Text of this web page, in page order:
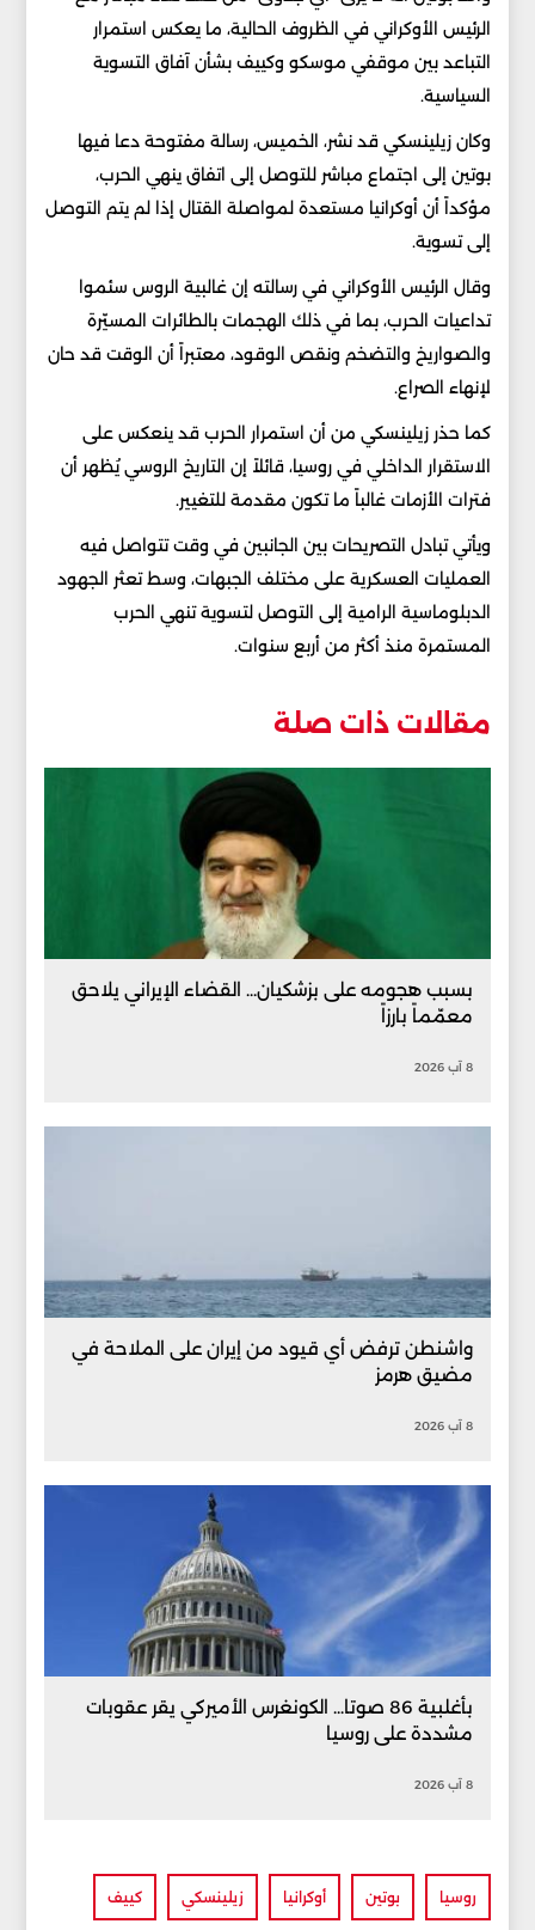
الرئيس الأوكراني في الظروف الحالية، ما يعكس استمرار
التباعد بين موقفي موسكو وكييف بشأن آفاق التسوية
السياسية.
وكان زيلينسكي قد نشر، الخميس، رسالة مفتوحة دعا فيها
بوتين إلى اجتماع مباشر للتوصل إلى اتفاق ينهي الحرب،
مؤكداً أن أوكرانيا مستعدة لمواصلة القتال إذا لم يتم التوصل
إلى تسوية.
وقال الرئيس الأوكراني في رسالته إن غالبية الروس سئموا
تداعيات الحرب، بما في ذلك الهجمات بالطائرات المسيّرة
والصواريخ والتضخم ونقص الوقود، معتبراً أن الوقت قد حان
لإنهاء الصراع.
كما حذر زيلينسكي من أن استمرار الحرب قد ينعكس على
الاستقرار الداخلي في روسيا، قائلاً إن التاريخ الروسي يُظهر أن
فترات الأزمات غالباً ما تكون مقدمة للتغيير.
ويأتي تبادل التصريحات بين الجانبين في وقت تتواصل فيه
العمليات العسكرية على مختلف الجبهات، وسط تعثر الجهود
الدبلوماسية الرامية إلى التوصل لتسوية تنهي الحرب
المستمرة منذ أكثر من أربع سنوات.
مقالات ذات صلة
بسبب هجومه على بزشكيان... القضاء الإيراني يلاحق
معمّماً بارزاً
8 آب 2026
واشنطن ترفض أي قيود من إيران على الملاحة في
مضيق هرمز
8 آب 2026
بأغلبية 86 صوتا... الكونغرس الأميركي يقر عقوبات
مشددة على روسيا
8 آب 2026
روسيا بوتين أوكرانيا زيلينسكي كييف